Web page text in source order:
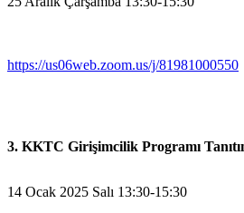
https://us06web.zoom.us/j/81981000550
3. KKTC Girişimcilik Programı
14 Ocak 2025 Salı 13:30-15:30